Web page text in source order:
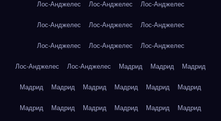
Лос-Анджелес Лос-Анджелес Лос-Анджелес
Лос-Анджелес Лос-Анджелес Лос-Анджелес
Лос-Анджелес Лос-Анджелес Лос-Анджелес
Лос-Анджелес Лос-Анджелес Мадрид Мадрид Мадрид
Мадрид Мадрид Мадрид Мадрид Мадрид Мадрид
Мадрид Мадрид Мадрид Мадрид Мадрид Мадрид